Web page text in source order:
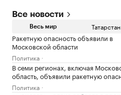
Все новости
Весь мир Татарстан
Ракетную опасность объявили в
Московской области
Политика
В семи регионах, включая
область, объявили ракетную
Политика